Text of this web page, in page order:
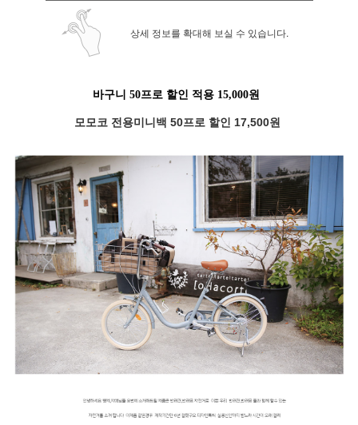
상세 정보를 확대해 보실 수 있습니다.
바구니 50프로 할인 적용 15,000원
모모코 전용미니백 50프로 할인 17,500원